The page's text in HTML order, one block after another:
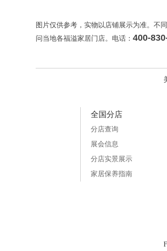
图片仅供参考，实物以店铺展示为准。不
问当地各福溢家居门店。电话： 400-
全国分店
分店查询
展会信息
分店实景展示
家居保养指南